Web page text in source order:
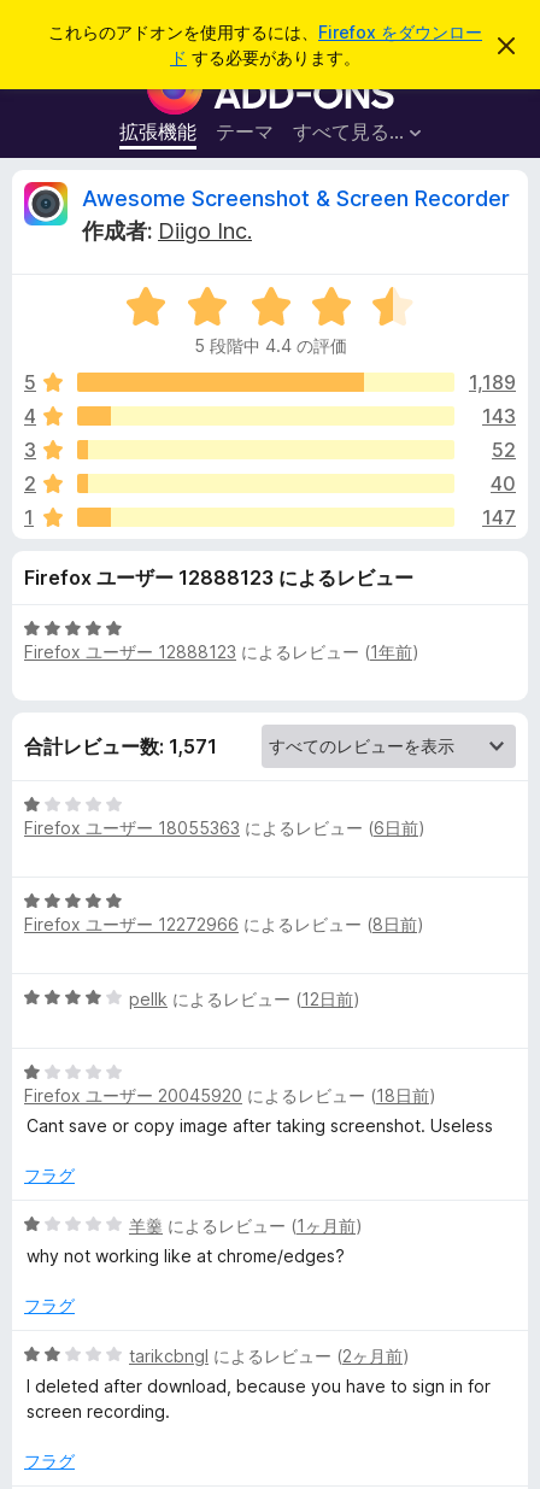
これらのアドオンを使用するには、 Firefox をダウンロー
ド する必要があります。
こ
を
じ
F
i
r
e
ラ
ウ
ザ
ー
ド
オ
ン
拡張機能 テーマ すべて見る...
ログイン
A
s
o
m
e
S
c
r
e
e
n
h
o
t
S
r
e
Awesome Screenshot & Screen Recorder
作成者: Diigo Inc.
5
段
中
.
の
価
5 段階中 4.4 の評価
5
1,189
4
143
3
52
2
40
1
147
Firefox ユーザー 12888123 によるレビュー
5
段
の
価
Firefox ユーザー 12888123 によるレビュー (1年前)
合計レビュー数: 1,571
5
段
1
の
Firefox ユーザー 18055363 によるレビュー (6日前)
5
段
5
価
Firefox ユーザー 12272966 によるレビュー (8日前)
5
中
4
の
価
pellk によるレビュー (12日前)
5
段
階
1
評
価
Firefox ユーザー 20045920 によるレビュー (18日前)
Cant save or copy image after taking screenshot. Useless
フラグ
5
段
中
の
評
羊羹 によるレビュー (1ヶ月前)
why not working like at chrome/edges?
フラグ
5
段
階
2
tarikcbngl によるレビュー (2ヶ月前)
I deleted after download, because you have to sign in for
screen recording.
フラグ